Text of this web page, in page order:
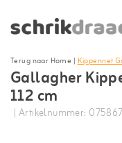
Terug naar Home |Kippennet
Gallagher
112 cm
| Artikelnummer: 075867